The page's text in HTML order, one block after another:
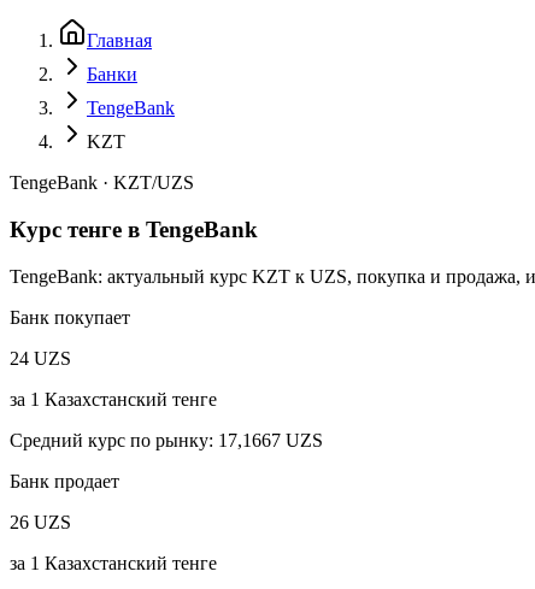
Главная
Банки
TengeBank
KZT
TengeBank · KZT/UZS
Курс тенге в TengeBank
TengeBank: актуальный курс KZT к UZS, покупка и продажа,
Банк покупает
24 UZS
за 1 Казахстанский тенге
Средний курс по рынку: 17,1667 UZS
Банк продает
26 UZS
за 1 Казахстанский тенге